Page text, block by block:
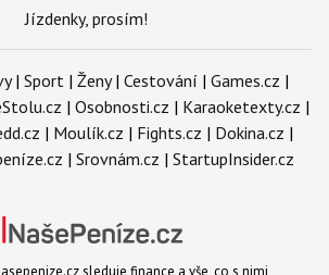
Jízdenky, prosím!
| Sport | Ženy| Cestování | Games.cz |
| Osobnosti.cz | Karaoketexty.cz |
| Moulík.cz | Fights.cz | Dokina.cz |
| Srovnám.cz | StartupInsider.cz
sleduje finance a vše, co s nimi